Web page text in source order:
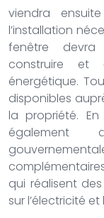
viendra
l’installation
fenêtre
construire et
énergétique.
disponibles
la propriété.
également
qui réalisent
sur l’électricité